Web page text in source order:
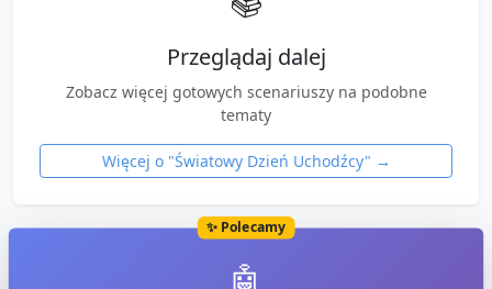
Przeglądaj dalej
Zobacz więcej gotowych scenariuszy na podobne
tematy
Więcej o "Światowy Dzień Uchodźcy" →
✨ Polecamy
🤖